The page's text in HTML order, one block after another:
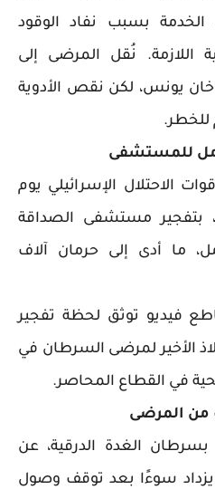
بسبب نفاد الوقود
اللازمة. نُقل المرضى إلى
يونس، لكن نقص الأدوية
للمستشفى
الاحتلال الإسرائيلي يوم
الجمعة، 21 مارس 2025، بتفجير مستشفى الصداقة
ما أدى إلى حرمان آلاف
فيديو توثق لحظة تفجير
الأخير لمرضى السرطان في
في القطاع المحاصر.
المرضى
الغدة الدرقية، عن
يزداد سوءًا بعد توقف وصول